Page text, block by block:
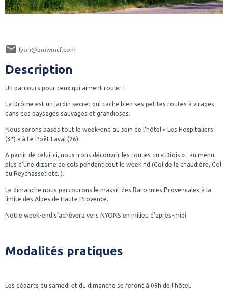
lyon@bmwmcf.com
Description
Un parcours pour ceux qui aiment rouler !
La Drôme est un jardin secret qui cache bien ses petites routes à virages
dans des paysages sauvages et grandioses.
Nous serons basés tout le week-end au sein de l’hôtel « Les Hospitaliers
(3*) » à Le Poët Laval (26).
A partir de celui-ci, nous irons découvrir les routes du « Diois » : au menu
plus d’une dizaine de cols pendant tout le week nd (Col de la chaudière, Col
du Reychasset etc..).
Le dimanche nous parcourons le massif des Baronnies Provencales à la
limite des Alpes de Haute Provence.
Notre week-end s’achèvera vers NYONS en milieu d’après-midi.
Modalités pratiques
Les départs du samedi et du dimanche se feront à 09h de l’hôtel.